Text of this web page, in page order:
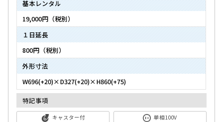
基本レンタル
19,000円（税別）
１日延長
800円（税別）
外形寸法
W696(+20)×D327(+20)×H860(+75)
特記事項
キャスター付 単相100V